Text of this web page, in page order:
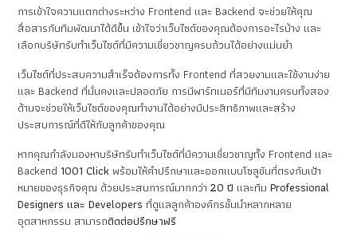
การเข้าใจความแตกต่างระหว่าง Frontend และ Backend จะช่วยให้คุณ
สื่อสารกับทีมพัฒนาได้ดีขึ้น เข้าใจว่าเว็บไซต์ของคุณต้องการอะไรบ้าง และ
เลือกบริษัทรับทำเว็บไซต์ที่มีความเชี่ยวชาญครบถ้วนได้อย่างแม่นยำ
เว็บไซต์ที่ประสบความสำเร็จต้องการทั้ง Frontend ที่สวยงามและใช้งานง่าย
และ Backend ที่มั่นคงและปลอดภัย การมีพาร์ทเนอร์ที่มีทีมงานครบทั้งสอง
ด้านจะช่วยให้เว็บไซต์ของคุณทำงานได้อย่างมีประสิทธิภาพและสร้าง
ประสบการณ์ที่ดีให้กับลูกค้าของคุณ
หากคุณกำลังมองหาบริษัทรับทำเว็บไซต์ที่มีความเชี่ยวชาญทั้ง Frontend และ
Backend 1001 Click พร้อมให้คำปรึกษาและออกแบบโซลูชันที่ตรงกับเป้า
หมายของธุรกิจคุณ ด้วยประสบการณ์มากกว่า20 ปี และทีมProfessional
Designers และ Developers ที่ดูแลลูกค้าองค์กรชั้นนำหลากหลาย
อุตสาหกรรม สามารถติดต่อปรึกษาฟรี